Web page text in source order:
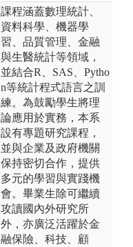
課程涵蓋數理統計、
資料科學、機器學
習、品質管理、金融
與生醫統計等領域，
並結合R、SAS、Pytho
n等統計程式語言之訓
練。為鼓勵學生將理
論應用於實務，本系
設有專題研究課程，
並與企業及政府機關
保持密切合作，提供
多元的學習與實踐機
會。畢業生除可繼續
攻讀國內外研究所
外，亦廣泛活躍於金
融保險、科技、顧